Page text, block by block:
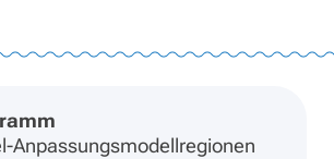
Anpassungsmodellregionen